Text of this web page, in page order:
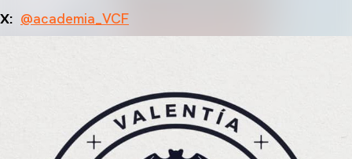
X: @academia_VCF